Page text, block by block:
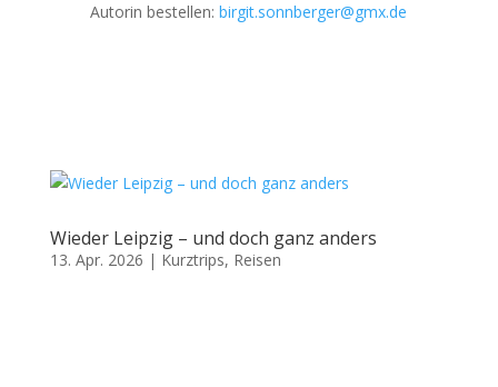
Autorin bestellen: birgit.sonnberger@gmx.de
Wieder Leipzig – und doch ganz anders
13. Apr. 2026 | Kurztrips, Reisen